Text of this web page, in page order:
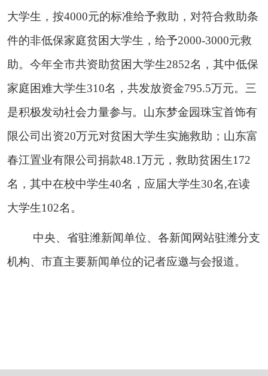
大学生，按4000元的标准给予救助，对符合救助条
件的非低保家庭贫困大学生，给予2000-3000元救
助。今年全市共资助贫困大学生2852名，其中低保
家庭困难大学生310名，共发放资金795.5万元。三
是积极发动社会力量参与。山东梦金园珠宝首饰有
限公司出资20万元对贫困大学生实施救助；山东富
春江置业有限公司捐款48.1万元，救助贫困生172
名，其中在校中学生40名，应届大学生30名,在读
大学生102名。
中央、省驻潍新闻单位、各新闻网站驻潍分支
机构、市直主要新闻单位的记者应邀与会报道。